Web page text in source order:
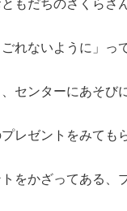
もだちのさくらさ
れないように」っ
センターにあそび
レゼントをみても
をかざってある、